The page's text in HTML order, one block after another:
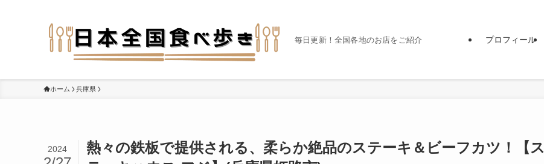
毎日更新！全国各地のお店をご紹介 プロフィール
ホーム 兵庫県
熱々の鉄板で提供される、柔らか絶品のステーキ＆ビーフカツ！【ス
2024